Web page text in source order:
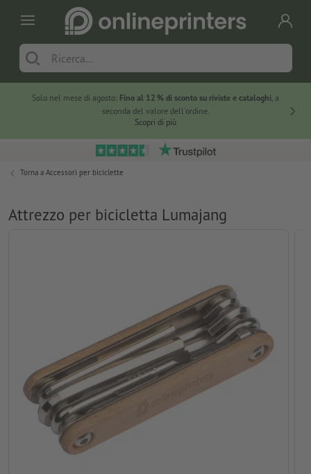
Solo nel mese di agosto: Fino al 12 % di sconto su riviste e cataloghi, a
seconda del valore dell'ordine.
Scopri di più
Torna a Accessori per biciclette
Attrezzo per bicicletta Lumajang